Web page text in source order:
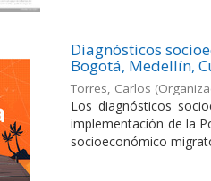
Diagnósticos
Bogotá, Medellín,
Torres, Carlos (
Los diagnósticos
implementación de la
socioeconómico